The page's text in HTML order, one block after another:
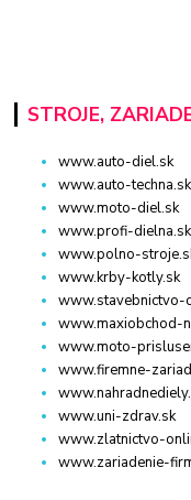
STROJE,
www.auto-diel.sk
www.auto-techna.sk
www.moto-diel.sk
www.profi-dielna.sk
www.polno-
www.krby-kotly.sk
www.stavebnictvo-
www.maxiobchod-
www.moto-
www.firemne-
www.uni-zdrav.sk
www.zlatnictvo-
www.zariadenie-